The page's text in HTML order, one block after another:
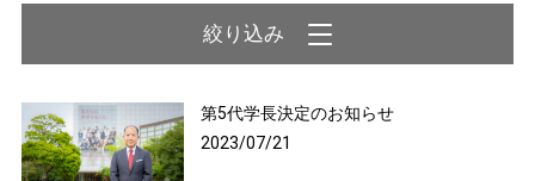
第5代学長決定のお知らせ
2023/07/21